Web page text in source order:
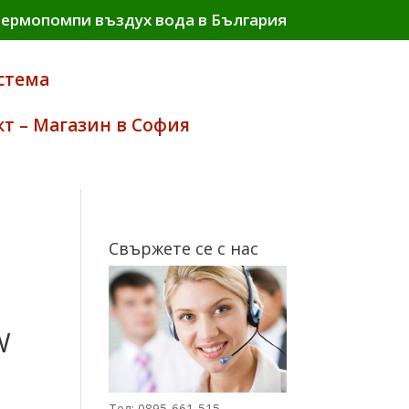
въздух вода в България
– Магазин в София
Свържете се с нас